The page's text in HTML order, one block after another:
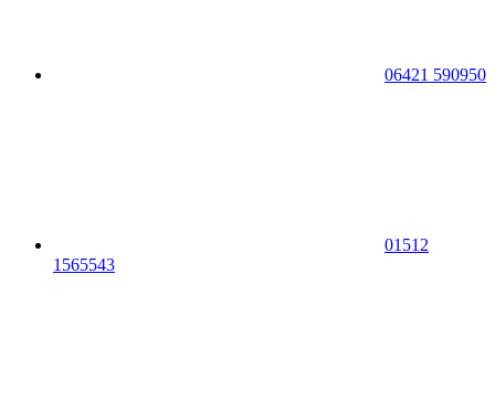
06421 590950
01512
1565543